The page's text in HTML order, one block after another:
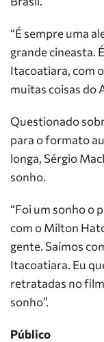
“É sempre uma
grande cineasta.
Itacoatiara, com
muitas coisas do
Questionado
para o formato
longa, Sérgio
sonho.
“Foi um sonho o
com o Milton
gente. Saímos
Itacoatiara. Eu
retratadas no
sonho”.
Público